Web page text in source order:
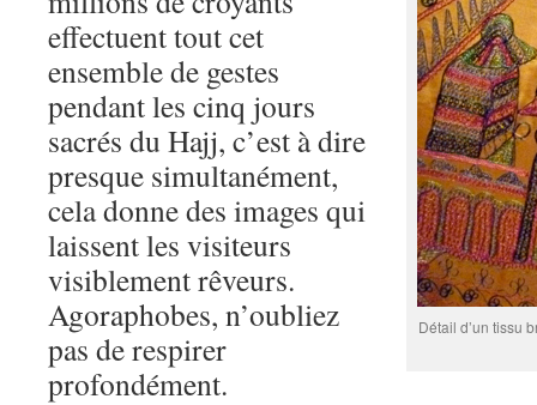
Détail d’un tissu
effectuent tout cet
ensemble de gestes
pendant les cinq jours
sacrés du Hajj, c’est à dire
presque simultanément,
cela donne des images qui
laissent les visiteurs
visiblement rêveurs.
Agoraphobes, n’oubliez
pas de respirer
profondément.